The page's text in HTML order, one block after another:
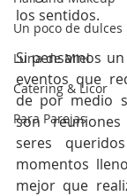
Un poco de dulces
Luna de Miel
Catering & Licor
Para Parejas
los sentidos.
Si pensamos
eventos que
de por medio
son
seres
momentos
mejor que